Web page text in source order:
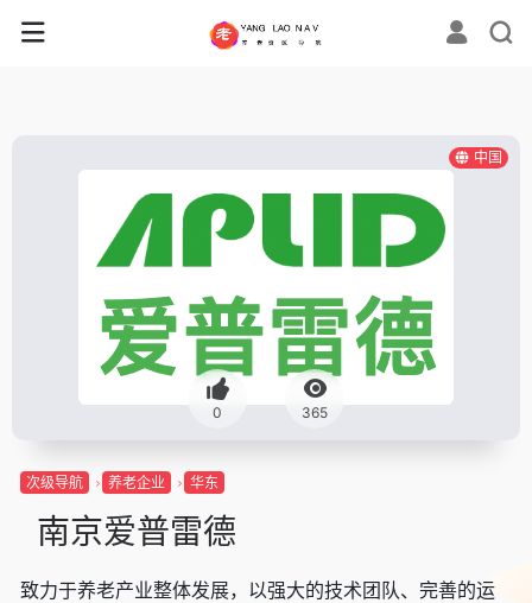
中国
0 365
次级导航 养老企业 华东
南京爱普雷德
致力于养老产业整体发展，以强大的技术团队、完善的运